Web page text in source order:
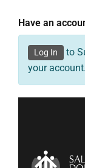
Have an
Log In
to
your account.